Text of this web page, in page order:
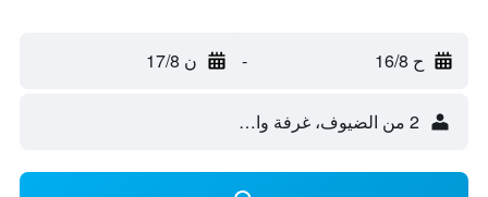
ح 16/8 - ن 17/8
2 من الضيوف، غرفة واحدة